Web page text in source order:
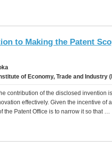
to Making the Patent
of Economy, Trade and Industry
contribution of the disclosed invention
effectively. Given the incentive of
the Patent Office is to narrow it so that …